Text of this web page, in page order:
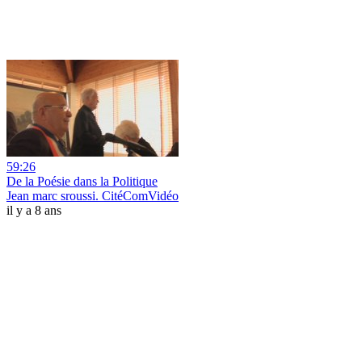
59:26
De la Poésie dans la Politique
Jean marc sroussi. CitéComVidéo
il y a 8 ans